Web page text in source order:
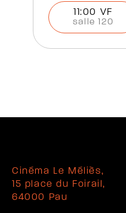
11:00 VF
salle 120
Cinéma Le Méliès,
15 place du Foirail,
64000 Pau